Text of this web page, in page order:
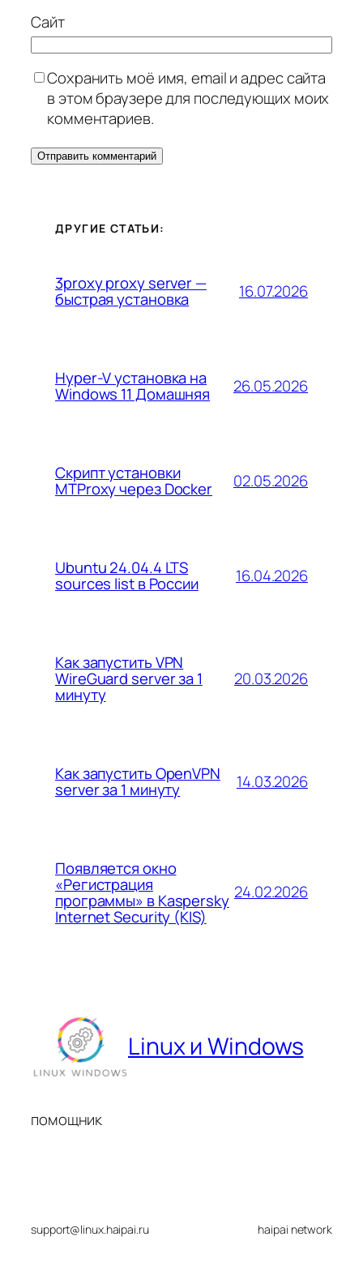
Сайт
Сохранить моё имя, email и адрес сайта
в этом браузере для последующих моих
комментариев.
ДРУГИЕ СТАТЬИ:
3proxy proxy server —
быстрая установка 16.07.2026
Hyper-V установка на
Windows 11 Домашняя 26.05.2026
Скрипт установки
MTProxy через Docker 02.05.2026
Ubuntu 24.04.4 LTS
sources list в России 16.04.2026
Как запустить VPN
WireGuard server за 1
минуту
20.03.2026
Как запустить OpenVPN
server за 1 минуту 14.03.2026
Появляется окно
«Регистрация
программы» в Kaspersky
Internet Security (KIS)
24.02.2026
Linux и Windows
помощник
support@linux.haipai.ru haipai network